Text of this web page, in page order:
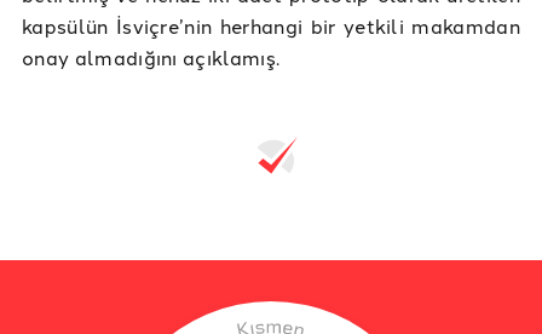
kapsülün İsviçre’nin herhangi bir yetkili makamdan
onay almadığını açıklamış.